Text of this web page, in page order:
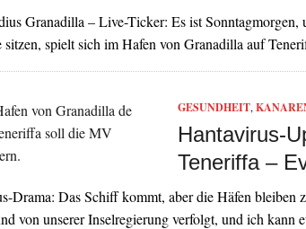
Granadilla – Live-Ticker: Es ist Sonntagmorgen,
sitzen, spielt sich im Hafen von Granadilla auf
GESUNDHEIT,
Hantavirus-
Teneriffa –
Drama: Das Schiff kommt, aber die Häfen bleiben
von unserer Inselregierung verfolgt, und ich kann